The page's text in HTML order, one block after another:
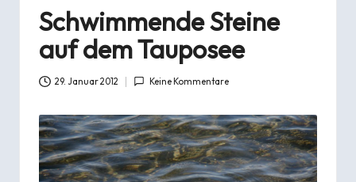
e
r
Schwimmende Steine
auf dem Tauposee
29. Januar 2012 Keine Kommentare